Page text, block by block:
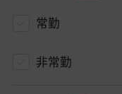
常勤
非常勤